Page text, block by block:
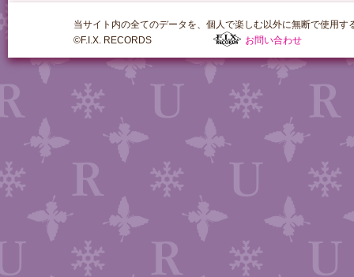
当サイト内の全てのデータを、個人で楽しむ以外に無断で使用す
©F.I.X. RECORDS
お問い合わせ